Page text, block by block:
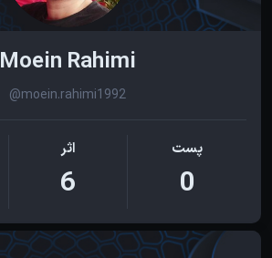
Moein Rahimi
@moein.rahimi1992
پست
0
اثر
6